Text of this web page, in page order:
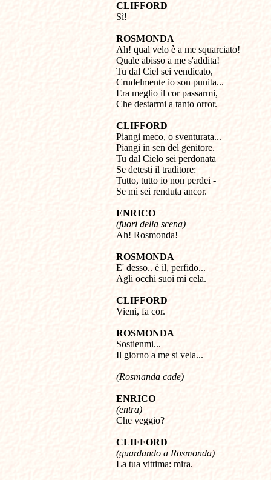
CLIFFORD
Sì!
ROSMONDA
Ah! qual velo è a me squarciato!
Quale abisso a me s'addita!
Tu dal Ciel sei vendicato,
Crudelmente io son punita...
Era meglio il cor passarmi,
Che destarmi a tanto orror.
CLIFFORD
Piangi meco, o sventurata...
Piangi in sen del genitore.
Tu dal Cielo sei perdonata
Se detesti il traditore:
Tutto, tutto io non perdei -
Se mi sei renduta ancor.
ENRICO
(fuori della scena)
Ah! Rosmonda!
ROSMONDA
E' desso.. è il, perfido...
Agli occhi suoi mi cela.
CLIFFORD
Vieni, fa cor.
ROSMONDA
Sostienmi...
Il giorno a me si vela...
(Rosmanda cade)
ENRICO
(entra)
Che veggio?
CLIFFORD
(guardando a Rosmonda)
La tua vittima: mira.